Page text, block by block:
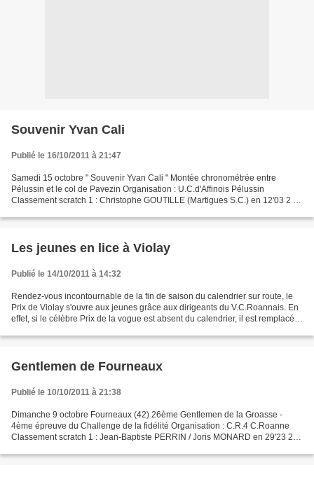
Souvenir Yvan Cali
Publié le 16/10/2011 à 21:47
Samedi 15 octobre " Souvenir Yvan Cali " Montée chronométrée entre
Pélussin et le col de Pavezin Organisation : U.C.d'Affinois Pélussin
Classement scratch 1 : Christophe GOUTILLE (Martigues S.C.) en 12'03 2 :
Les jeunes en lice à Violay
Publié le 14/10/2011 à 14:32
Rendez-vous incontournable de la fin de saison du calendrier sur route, le
Prix de Violay s'ouvre aux jeunes grâce aux dirigeants du V.C.Roannais. En
effet, si le célèbre Prix de la vogue est absent du calendrier, il est remplacé
Gentlemen de Fourneaux
Publié le 10/10/2011 à 21:38
Dimanche 9 octobre Fourneaux (42) 26ème Gentlemen de la Groasse -
4ème épreuve du Challenge de la fidélité Organisation : C.R.4 C.Roanne
Classement scratch 1 : Jean-Baptiste PERRIN / Joris MONARD en 29'23 2 :